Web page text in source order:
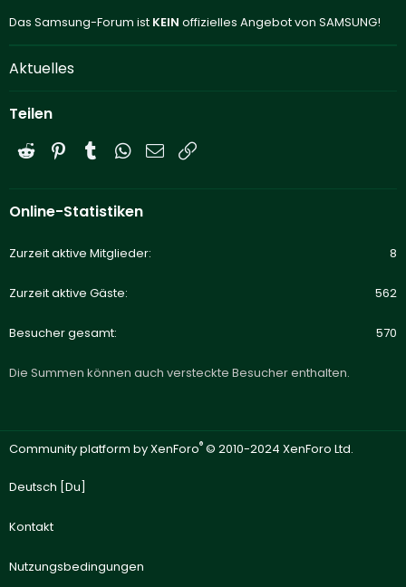
Das Samsung-Forum ist KEIN offizielles Angebot von SAMSUNG!
Aktuelles
Teilen
Reddit PinterestTumblrWhatsApp
E-Mail
Online-Statistiken
Zurzeit aktive Mitglieder 8
Zurzeit aktive Gäste 562
Besucher gesamt 570
Die Summen können auch versteckte Besucher enthalten.
Community platform by XenForo® © 2010-2024 XenForo Ltd.
Deutsch [Du]
Kontakt
Nutzungsbedingungen